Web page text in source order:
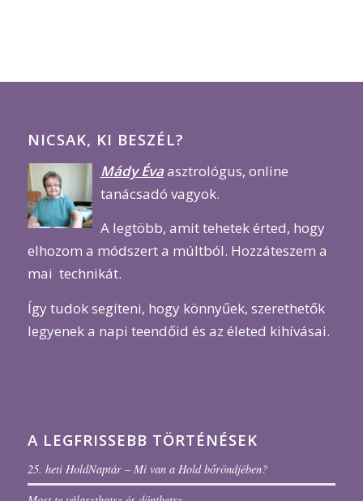
NICSAK, KI BESZÉL?
Mády Évaasztrológus, online
tanácsadó vagyok.
A legtöbb, amit tehetek érted, hogy
elhozom a módszert a múltból. Hozzáteszem a
mai technikát.
Így tudok segíteni, hogy könnyűek, szerethetők
legyenek a napi teendőid és az életed kihívásai.
A LEGFRISSEBB TÖRTÉNÉSEK
25. heti HoldNaptár – Mi van a Hold bőröndjében?